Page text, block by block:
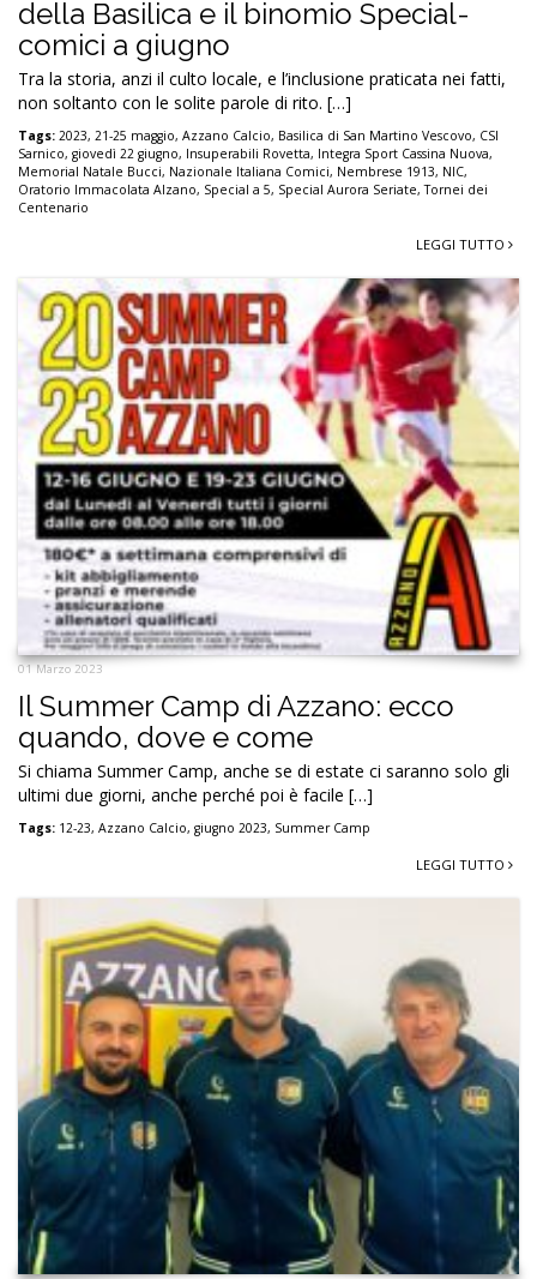
della Basilica e il binomio Special-
comici a giugno
Tra la storia, anzi il culto locale, e l’inclusione praticata nei fatti,
non soltanto con le solite parole di rito. […]
Tags: 2023, 21-25 maggio, Azzano Calcio, Basilica di San Martino Vescovo, CSI
Sarnico, giovedì 22 giugno, Insuperabili Rovetta, Integra Sport Cassina Nuova,
Memorial Natale Bucci, Nazionale Italiana Comici, Nembrese 1913, NIC,
Oratorio Immacolata Alzano, Special a 5, Special Aurora Seriate,Tornei dei
Centenario
LEGGI TUTTO
01 Marzo 2023
Il Summer Camp di Azzano: ecco
quando, dove e come
Si chiama Summer Camp, anche se di estate ci saranno solo gli
ultimi due giorni, anche perché poi è facile […]
Tags: 12-23, Azzano Calcio, giugno 2023, Summer Camp
LEGGI TUTTO